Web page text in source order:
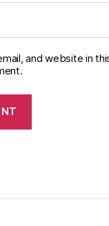
and website in